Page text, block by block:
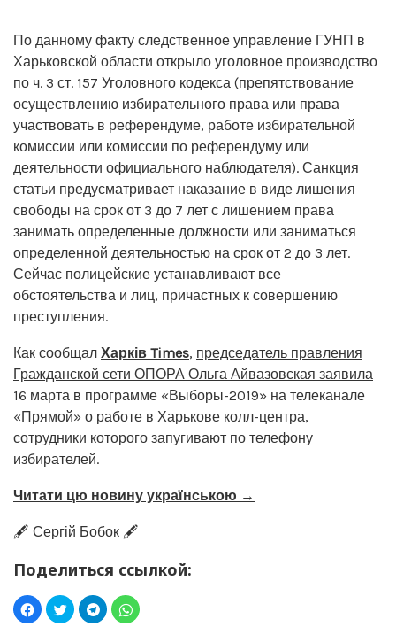
По данному факту следственное управление ГУНП в
Харьковской области открыло уголовное производство
по ч. 3 ст. 157 Уголовного кодекса (препятствование
осуществлению избирательного права или права
участвовать в референдуме, работе избирательной
комиссии или комиссии по референдуму или
деятельности официального наблюдателя). Санкция
статьи предусматривает наказание в виде лишения
свободы на срок от 3 до 7 лет с лишением права
занимать определенные должности или заниматься
определенной деятельностью на срок от 2 до 3 лет.
Сейчас полицейские устанавливают все
обстоятельства и лиц, причастных к совершению
преступления.
Как сообщал Харків Times, председатель правления
Гражданской сети ОПОРА Ольга Айвазовская заявила
16 марта в программе «Выборы-2019» на телеканале
«Прямой» о работе в Харькове колл-центра,
сотрудники которого запугивают по телефону
избирателей.
Читати цю новину українською →
🖋️ Сергій Бобок 🖋️
Поделиться ссылкой: